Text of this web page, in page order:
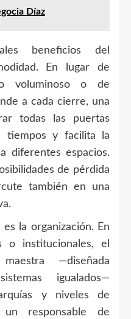
Díaz
beneficios del
En lugar de
voluminoso o de
a cada cierre, una
todas las puertas
tiempos y facilita la
diferentes espacios.
de pérdida
también en una
la organización. En
o institucionales, el
—diseñada
igualados—
y niveles de
responsable de